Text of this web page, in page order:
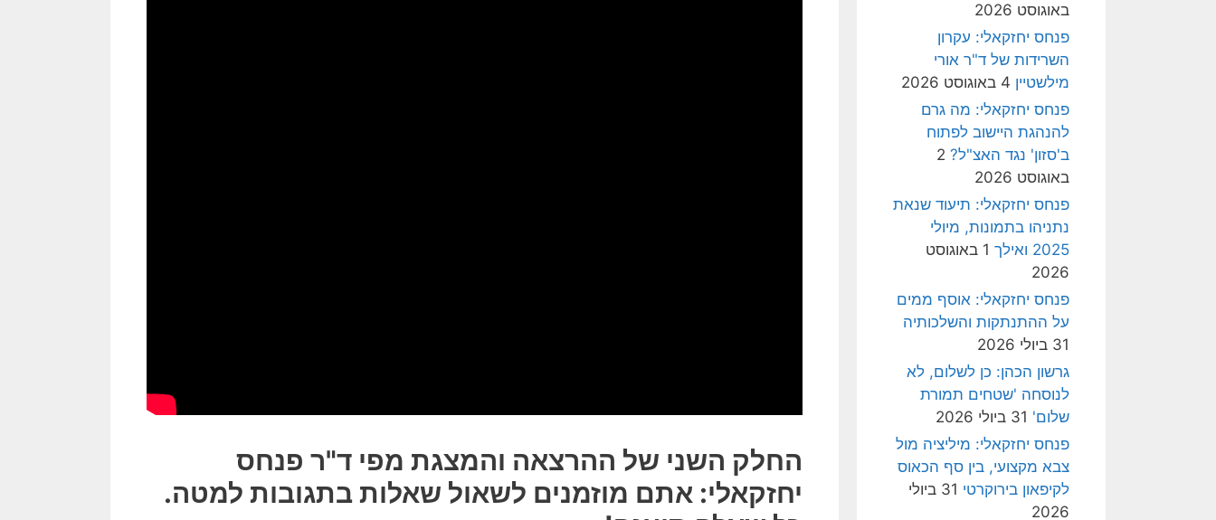
החלק השני של ההרצאה והמצגת מפי ד"ר פנחס
יחזקאלי: אתם מוזמנים לשאול שאלות בתגובות למטה.
באוגוסט 2026
פנחס יחזקאלי: עקרון
השרידות של ד"ר אורי
מילשטיין 4 באוגוסט 2026
פנחס יחזקאלי: מה גרם
להנהגת היישוב לפתוח
ב'סזון' נגד האצ"ל? 2
באוגוסט 2026
פנחס יחזקאלי: תיעוד שנאת
נתניהו בתמונות, מיולי
2025 ואילך
1 באוגוסט
2026
פנחס יחזקאלי: אוסף ממים
על ההתנתקות והשלכותיה
31 ביולי 2026
גרשון הכהן: כן לשלום, לא
לנוסחה 'שטחים תמורת
שלום' 31 ביולי 2026
פנחס יחזקאלי: מיליציה מול
צבא מקצועי, בין סף הכאוס
לקיפאון בירוקרטי
31 ביולי
2026